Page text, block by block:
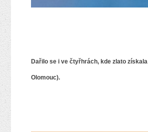
Dařilo se i ve čtyřhrách, kde zlato
Olomouc).